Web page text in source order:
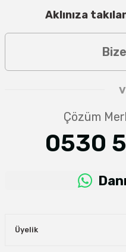
Aklınıza
Çözüm
0530
Üyelik